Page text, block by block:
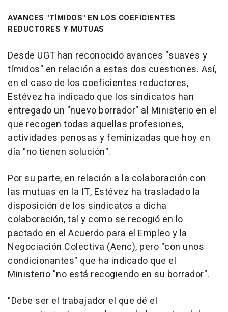
AVANCES "TÍMIDOS" EN LOS COEFICIENTES
REDUCTORES Y MUTUAS
Desde UGT han reconocido avances "suaves y
tímidos" en relación a estas dos cuestiones. Así,
en el caso de los coeficientes reductores,
Estévez ha indicado que los sindicatos han
entregado un "nuevo borrador" al Ministerio en el
que recogen todas aquellas profesiones,
actividades penosas y feminizadas que hoy en
día "no tienen solución".
Por su parte, en relación a la colaboración con
las mutuas en la IT, Estévez ha trasladado la
disposición de los sindicatos a dicha
colaboración, tal y como se recogió en lo
pactado en el Acuerdo para el Empleo y la
Negociación Colectiva (Aenc), pero "con unos
condicionantes" que ha indicado que el
Ministerio "no está recogiendo en su borrador".
"Debe ser el trabajador el que dé el